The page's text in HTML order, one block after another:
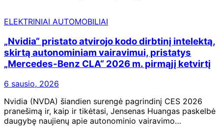
ELEKTRINIAI AUTOMOBILIAI
„Nvidia“ pristato atvirojo kodo dirbtinį intelektą,
skirtą autonominiam vairavimui, pristatys
„Mercedes-Benz CLA“ 2026 m. pirmąjį ketvirtį
6 sausio, 2026
Nvidia (NVDA) šiandien surengė pagrindinį CES 2026
pranešimą ir, kaip ir tikėtasi, Jensenas Huangas paskelbė
daugybę naujienų apie autonominio vairavimo…